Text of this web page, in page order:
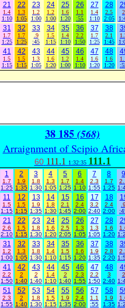
21
1.4
1:10
22
1.3
1:05
23
1.2
1:00
24
1.2
1:00
25
1.6
1:20
26
1.1
:55
27
1.4
1:10
28
2.5
2:05
2
31
1.7
1:25
32
1.7
1:25
33
.9
:45
34
1.5
1:15
35
1.4
1:10
36
2.2
1:50
37
1.7
1:25
38
2.1
1:45
41
1.5
1:15
42
1.5
1:15
43
1.3
1:05
44
1.6
1:20
45
1.2
1:00
46
1.4
1:10
47
1.6
1:20
48
1.6
1:20
38 185 (568)
Arraignment of Scipio
60 111.1 1:32:35 111.1
1
1.7
1:25
2
1.9
1:35
3
1.8
1:30
4
1.3
1:05
5
1.7
1:25
6
1.4
1:10
7
2.3
1:55
8
1.7
1:25
9
11
1.5
1:15
12
1.5
1:15
13
1.9
1:35
14
1.8
1:30
15
2.1
1:45
16
2.4
2:00
17
3.2
2:40
18
2.4
2:00
.9
21
2.6
2:10
22
1.5
1:15
23
1.8
1:30
24
1.6
1:20
25
2.5
2:05
26
1.3
1:05
27
1.3
1:05
28
1.6
1:20
31
1.2
1:00
32
1.3
1:05
33
1.8
1:30
34
1.4
1:10
35
1.5
1:15
36
1.6
1:20
37
1.9
1:35
38
2.8
2:20
41
2.2
1:50
42
2
1:40
43
2
1:40
44
1.4
1:10
45
2
1:40
46
2.3
1:55
47
2.2
1:50
48
3
2:40
2
51
2.3
1:55
52
2
1:40
53
1.8
1:30
54
1.5
1:15
55
1.9
1:35
56
2.4
2:00
57
1.1
:55
58
1.9
1:35